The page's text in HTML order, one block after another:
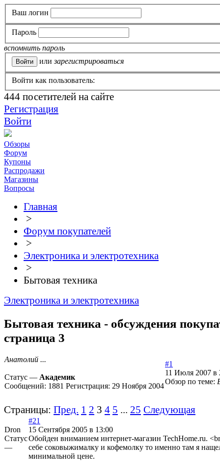
Ваш логин
Пароль
вспомнить пароль
или зарегистрироваться
Войти как пользователь:
444 посетителей на сайте
Регистрация
Войти
Обзоры
Форум
Купоны
Распродажи
Магазины
Вопросы
Главная
>
Форум покупателей
>
Электроника и электротехника
>
Бытовая техника
Электроника и электротехника
Бытовая техника - обсуждения
страница 3
Анатолий ...
Статус — Академик
Сообщений: 1881 Регистрация: 29 Ноября 2004
#1
11 Июля 2007 в
Обзор по теме:
Страницы: Пред. 1 2 3 4 5 ... 25 Следующая
Dron
Статус
—
#21
15 Сентября 2005 в 13:00
Обойден вниманием интернет-магазин TechHome.ru.
себе соковыжималку и кофемолку то именно там я
минимальной цене.